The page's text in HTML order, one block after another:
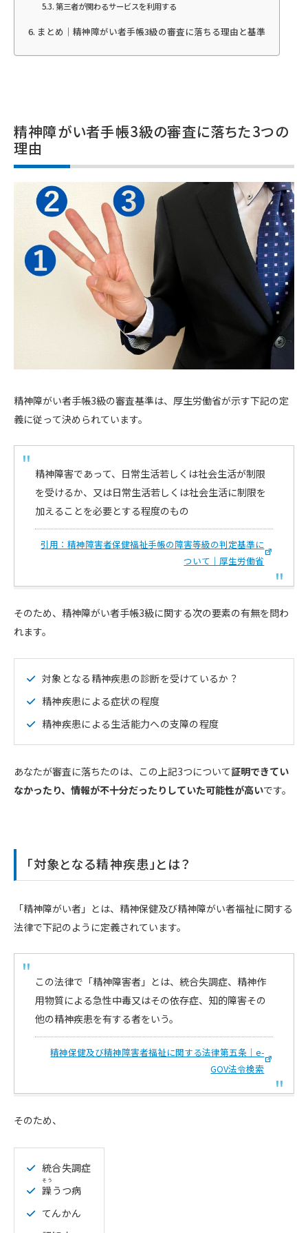
第三者が関わるサービスを利用する
まとめ｜精神障がい者手帳3級の審査に落ちる理由と基準
精神障がい者手帳3級の審査に落ちた3つの
理由
精神障がい者手帳3級の審査基準は、厚生労働省が示す下記の定
義に従って決められています。
精神障害であって、日常生活若しくは社会生活が制限
を受けるか、又は日常生活若しくは社会生活に制限を
加えることを必要とする程度のもの
引用：精神障害者保健福祉手帳の障害等級の判定基準に
ついて｜厚生労働省
そのため、精神障がい者手帳3級に関する次の要素の有無を問わ
れます。
対象となる精神疾患の診断を受けているか？
精神疾患による症状の程度
精神疾患による生活能力への支障の程度
あなたが審査に落ちたのは、この上記3つについて証明できてい
なかったり、情報が不十分だったりしていた可能性が高いです。
「対象となる精神疾患」とは？
「精神障がい者」とは、精神保健及び精神障がい者福祉に関する
法律で下記のように定義されています。
この法律で「精神障害者」とは、統合失調症、精神作
用物質による急性中毒又はその依存症、知的障害その
他の精神疾患を有する者をいう。
精神保健及び精神障害者福祉に関する法律第五条｜e-
GOV法令検索
そのため、
統合失調症
躁
そう
うつ病
てんかん